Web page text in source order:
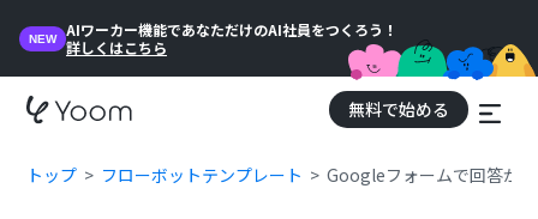
NEW
AIワーカー機能であなただけのAI社員をつくろう！
詳しくはこちら
無料で始める
トップ フローボットテンプレート Googleフォームで回答が